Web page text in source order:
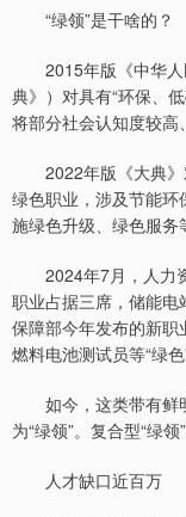
“绿领”是干啥的？
2015年版《中华人
典》）对具有“环保、
将部分社会认知度较高
2022年版《大典》
绿色职业，涉及节能
施绿色升级、绿色服务
2024年7月，人力资
职业占据三席，储能
保障部今年发布的新
燃料电池测试员等“绿色
如今，这类带有鲜
为“绿领”。复合型“绿
人才缺口近百万